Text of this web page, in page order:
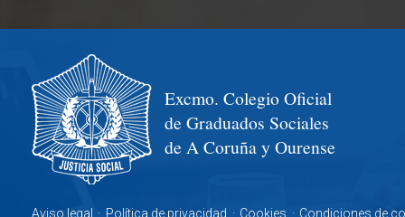
Excmo. Colegio Oficial
de Graduados Sociales
de A Coruña y Ourense
Aviso legal · Política de privacidad · Cookies · Condiciones de